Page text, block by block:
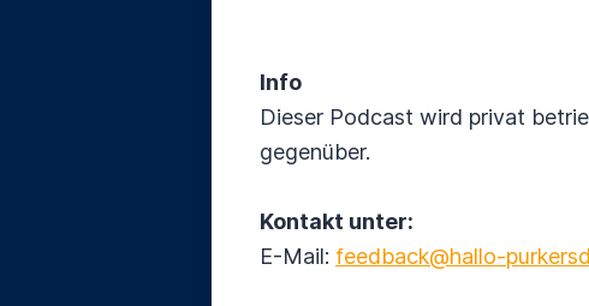
Info
Dieser Podcast wird privat
gegenüber.
Kontakt unter:
E-Mail: feedback@hallo-